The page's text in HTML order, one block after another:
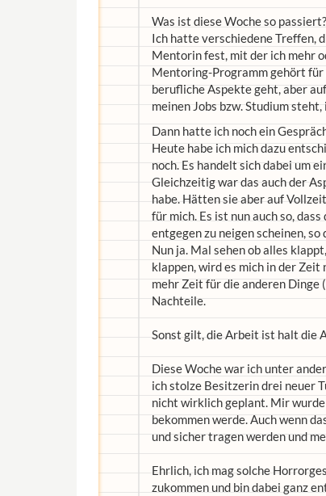
Was ist diese Woche so passiert?
Ich hatte verschiedene Treffen,
Mentorin fest, mit der ich mehr
Mentoring-Programm gehört für
berufliche Aspekte geht, aber
meinen Jobs bzw. Studium
Dann hatte ich noch ein
Heute habe ich mich dazu
noch. Es handelt sich dabei um
Gleichzeitig war das auch der
habe. Hätten sie aber auf
für mich. Es ist nun auch so,
entgegen zu neigen scheinen,
Nun ja. Mal sehen ob alles
klappen, wird es mich in der
mehr Zeit für die anderen Dinge
Nachteile.
Sonst gilt, die Arbeit ist halt die
Diese Woche war ich unter
ich stolze Besitzerin drei neuer
nicht wirklich geplant. Mir wurde
bekommen werde. Auch wenn
und sicher tragen werden und
Ehrlich, ich mag solche
zukommen und bin dabei ganz